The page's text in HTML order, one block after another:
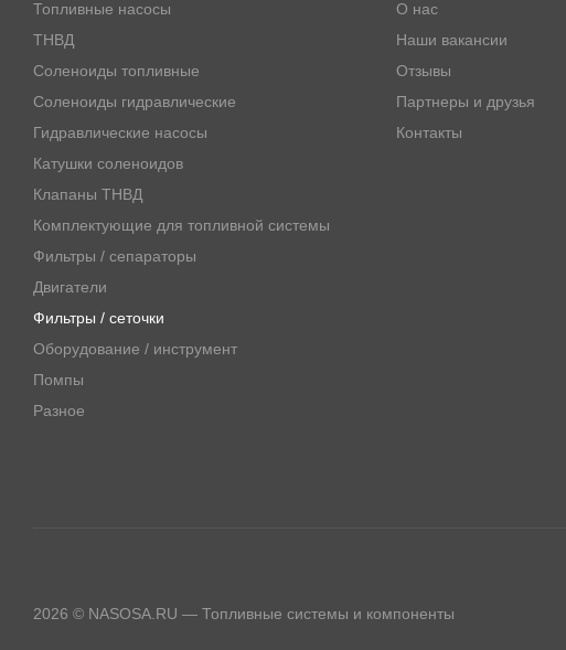
Топливные насосы
ТНВД
Соленоиды топливные
Соленоиды гидравлические
Гидравлические насосы
Катушки соленоидов
Клапаны ТНВД
Комплектующие для топливной системы
Фильтры / сепараторы
Двигатели
Фильтры / сеточки
Оборудование / инструмент
Помпы
Разное
О нас
Наши вакансии
Отзывы
Партнеры и друзья
Контакты
2026 © NASOSA.RU — Топливные системы и компоненты